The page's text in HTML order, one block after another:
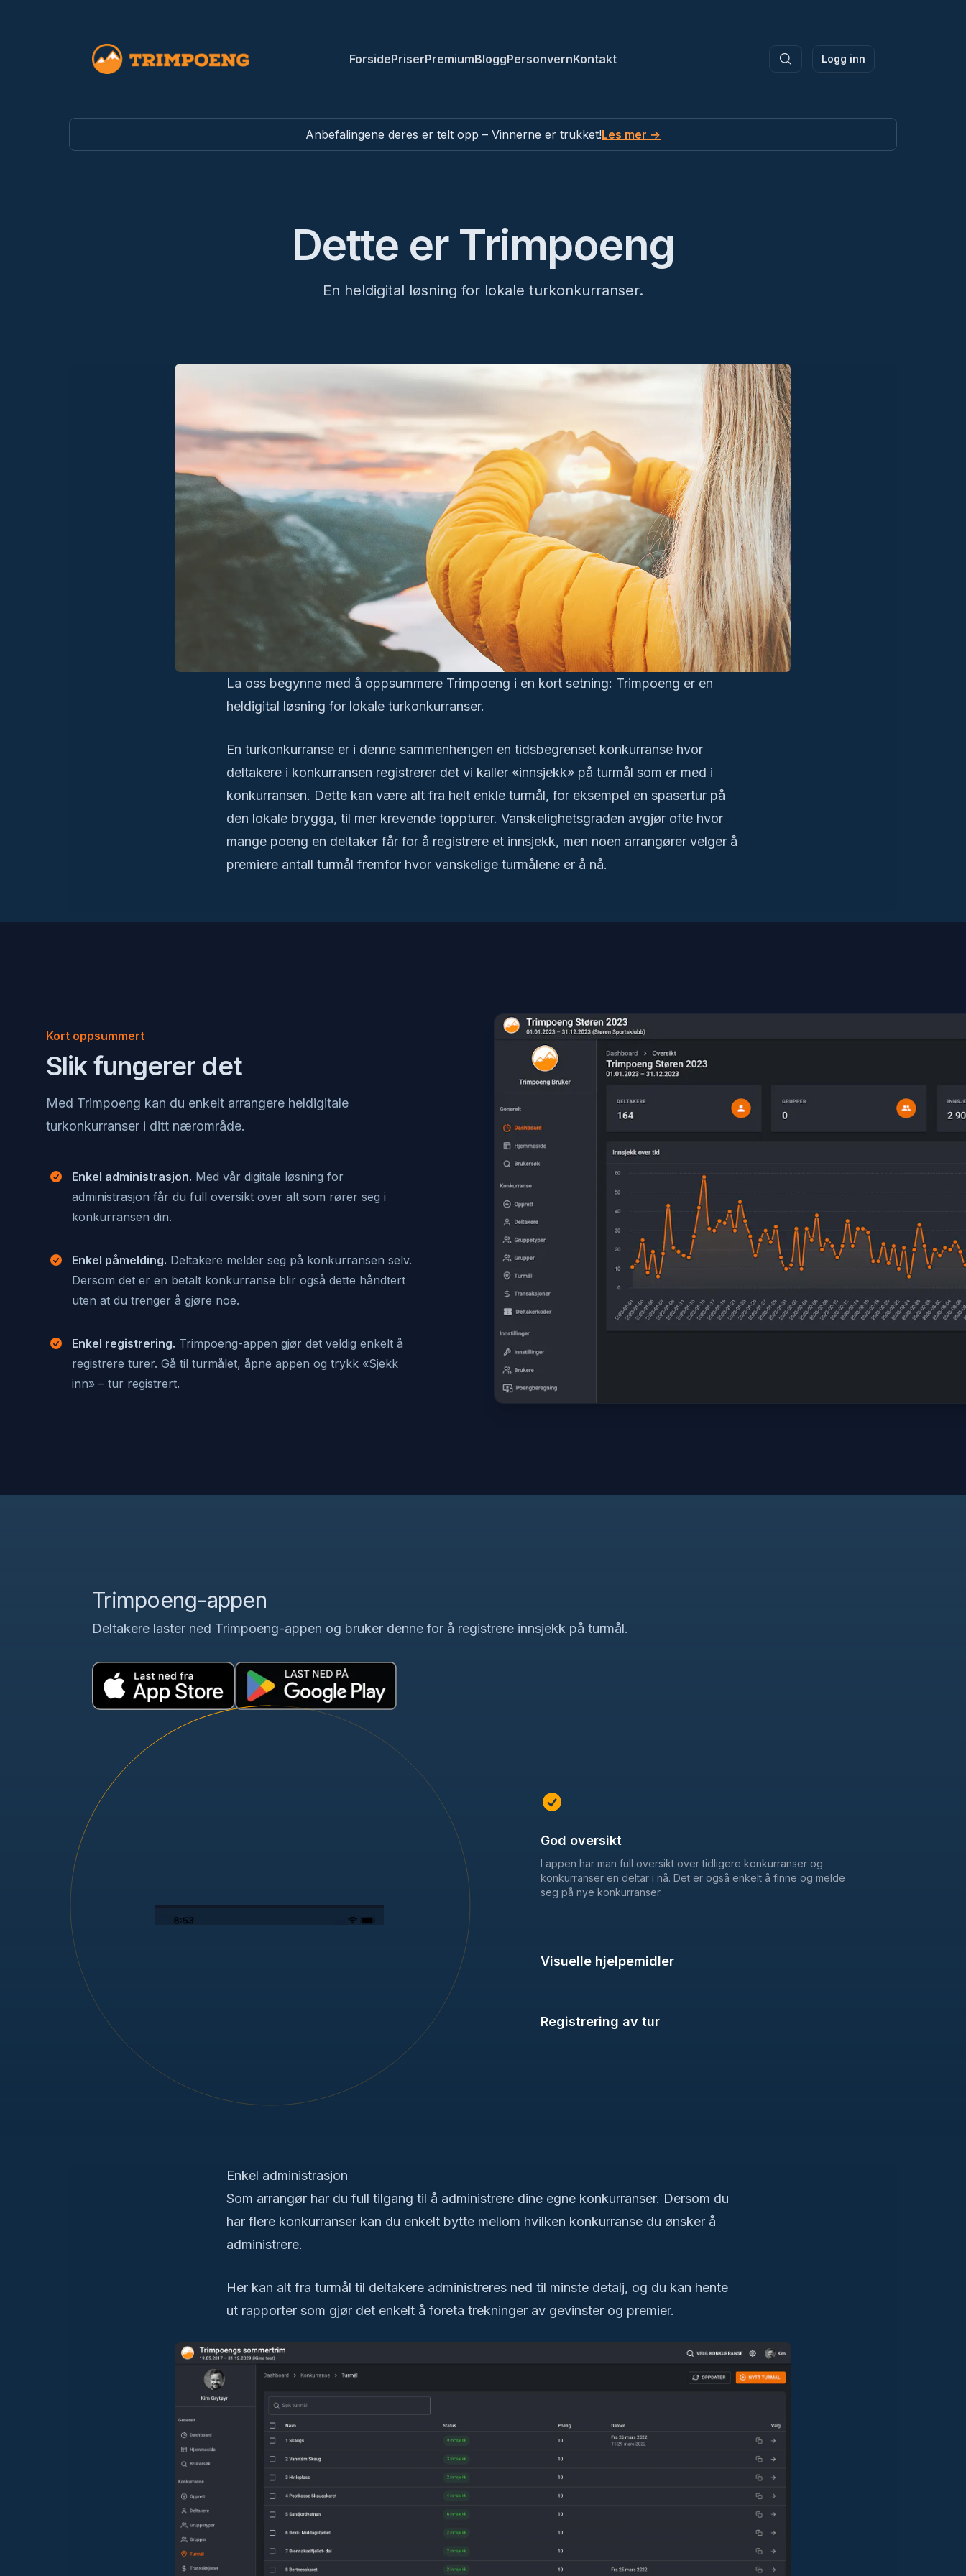
Trimpoeng ForsidePriserPremiumBloggPersonvernKontakt Logg inn
Anbefalingene deres er telt opp – Vinnerne er trukket!Les mer →
Dette er Trimpoeng
En heldigital løsning for lokale turkonkurranser.
La oss begynne med å oppsummere Trimpoeng i en kort setning: Trimpoeng er en
heldigital løsning for lokale turkonkurranser.
En turkonkurranse er i denne sammenhengen en tidsbegrenset konkurranse hvor
deltakere i konkurransen registrerer det vi kaller «innsjekk» på turmål som er med i
konkurransen. Dette kan være alt fra helt enkle turmål, for eksempel en spasertur på
den lokale brygga, til mer krevende toppturer. Vanskelighetsgraden avgjør ofte hvor
mange poeng en deltaker får for å registrere et innsjekk, men noen arrangører velger å
premiere antall turmål fremfor hvor vanskelige turmålene er å nå.
Kort oppsummert
Slik fungerer det
Med Trimpoeng kan du enkelt arrangere heldigitale
turkonkurranser i ditt nærområde.
Enkel administrasjon. Med vår digitale løsning for
administrasjon får du full oversikt over alt som rører seg i
konkurransen din.
Enkel påmelding. Deltakere melder seg på konkurransen selv.
Dersom det er en betalt konkurranse blir også dette håndtert
uten at du trenger å gjøre noe.
Enkel registrering. Trimpoeng-appen gjør det veldig enkelt å
registrere turer. Gå til turmålet, åpne appen og trykk «Sjekk
inn» – tur registrert.
Trimpoeng-appen
Deltakere laster ned Trimpoeng-appen og bruker denne for å registrere innsjekk på turmål.
God oversikt
I appen har man full oversikt over tidligere konkurranser og
konkurranser en deltar i nå. Det er også enkelt å finne og melde
seg på nye konkurranser.
Visuelle hjelpemidler
Registrering av tur
Enkel administrasjon
Som arrangør har du full tilgang til å administrere dine egne konkurranser. Dersom du
har flere konkurranser kan du enkelt bytte mellom hvilken konkurranse du ønsker å
administrere.
Her kan alt fra turmål til deltakere administreres ned til minste detalj, og du kan hente
ut rapporter som gjør det enkelt å foreta trekninger av gevinster og premier.